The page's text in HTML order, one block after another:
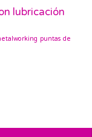
lubricación
puntas de